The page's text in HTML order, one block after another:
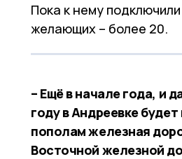
Пока к нему
желающих – более 20.
– Ещё в начале года, и
году в Андреевке
пополам железная
Восточной железной